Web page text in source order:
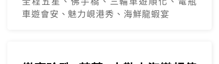
車遊會安、魅力峴港秀、海鮮龍蝦宴